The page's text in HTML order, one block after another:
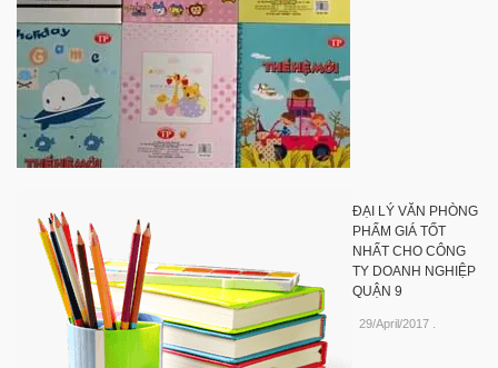
ĐẠI LÝ VĂN PHÒNG
PHẨM GIÁ TỐT
NHẤT CHO CÔNG
TY DOANH NGHIỆP
QUẬN 9
29/April/2017